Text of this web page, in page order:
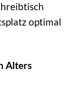
optimal
Alters